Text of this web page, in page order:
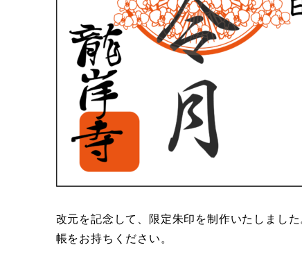
改元を記念して、限定朱印を制作いたしまし
帳をお持ちください。